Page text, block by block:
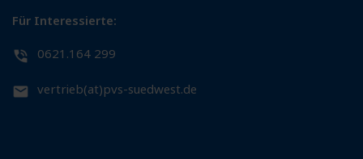
Für Interessierte:
0621.164 299
vertrieb(at)pvs-suedwest.de